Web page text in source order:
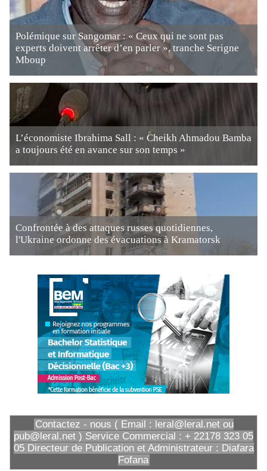
Polémique sur Sangomar : « Ceux qui ne sont pas
experts doivent arrêter d’en parler », tranche Serigne
Mboup
L’économiste Ibrahima Sall : « Cheikh Ahmadou Bamba
a toujours été en avance sur son temps »
Confrontée à des attaques russes quotidiennes,
l'Ukraine ordonne des évacuations à Kramatorsk
Contactez - nous ( Email : leral@leral.net ou
pub@leral.net ) Service Commercial : + 22178 323 05
05 Directeur de Publication et Administrateur : Diafara
Fofana